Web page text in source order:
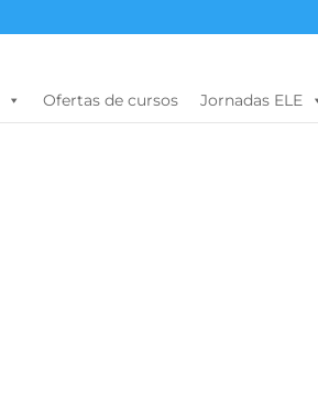
Ofertas de cursos Jornadas ELE